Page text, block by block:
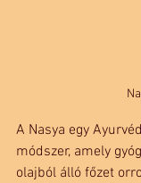
A Nasya egy
módszer, amely
olajból álló főzet